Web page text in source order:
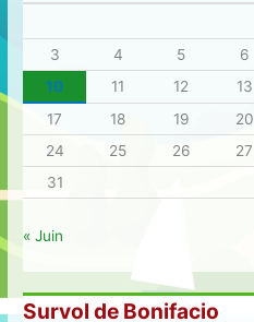
3
4 5 6
10
11 12 13
17
18 19 20
24
25 26 27
31
« Juin
Survol de Bonifacio